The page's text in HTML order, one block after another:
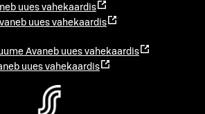
uues vahekaardis
uues vahekaardis
Avaneb uues vahekaardis
uues vahekaardis